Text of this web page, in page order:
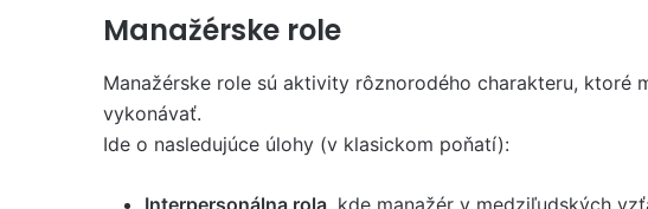
Manažérske role
Manažérske role sú aktivity rôznorodého charakteru, ktoré
vykonávať.
Ide o nasledujúce úlohy (v klasickom poňatí):
Interpersonálna rola, kde manažér v medziľudských